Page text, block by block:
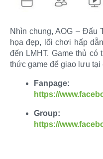
Nhìn chung, AOG – Đấu
họa đẹp, lối chơi hấp
đến LMHT. Game thủ có
thức game để giao lưu tại
Fanpage:
https://
Group:
https://